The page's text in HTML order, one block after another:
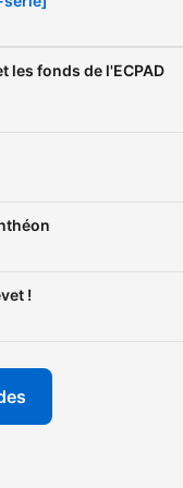
des
Genêt,
en
les fonds de l'ECPAD
!